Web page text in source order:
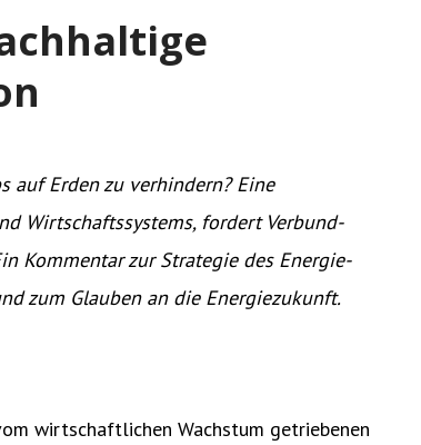
auf Erden zu verhindern? Eine
Wirtschaftssystems, fordert Verbund-
Kommentar zur Strategie des Energie-
zum Glauben an die Energiezukunft.
wirtschaftlichen Wachstum getriebenen